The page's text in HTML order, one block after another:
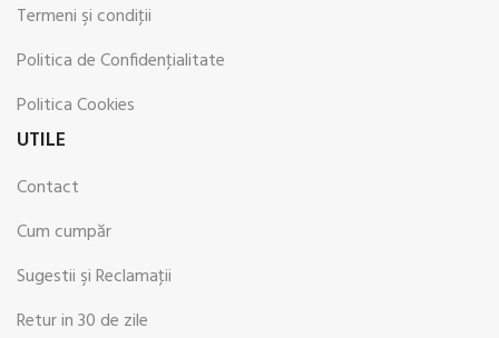
Termeni şi condiţii
Politica de Confidenţialitate
Politica Cookies
UTILE
Contact
Cum cumpăr
Sugestii şi Reclamaţii
Retur in 30 de zile